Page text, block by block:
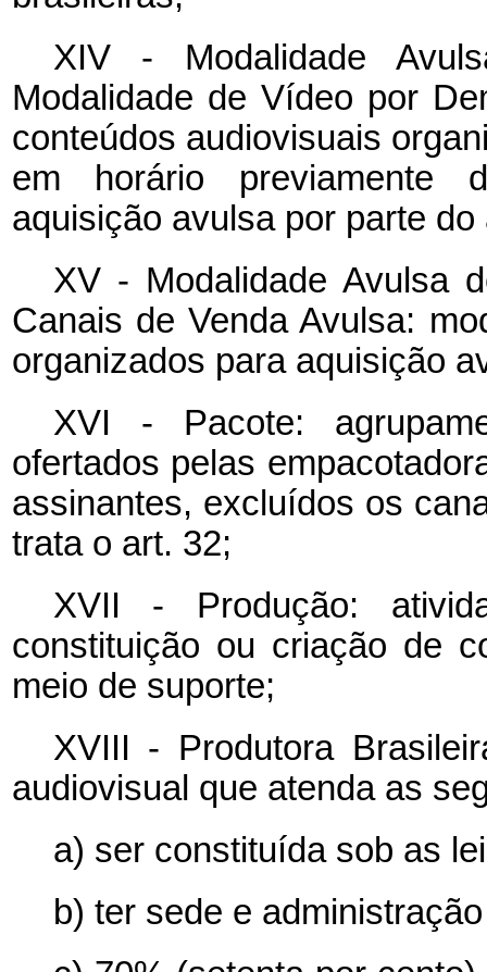
XIV - Modalidade
Modalidade de Vídeo por
conteúdos audiovisuais
em horário previamente
aquisição avulsa por parte do
XV - Modalidade Avulsa
Canais de Venda Avulsa:
organizados para aquisição
XVI - Pacote:
ofertados pelas
assinantes, excluídos os
trata o art. 32;
XVII - Produção:
constituição ou criação de
meio de suporte;
XVIII - Produtora
audiovisual que atenda as
a) ser constituída sob as
b) ter sede e